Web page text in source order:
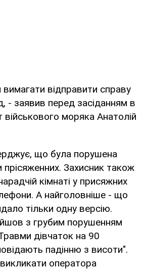
відправити справу
- заявив перед засіданням в
моряка Анатолій
що була порушена
Захисник також
кімнаті у присяжних
А найголовніше - що
тільки одну версію.
з грубим порушенням
дівчаток на 90
падінню з висоти".
оператора